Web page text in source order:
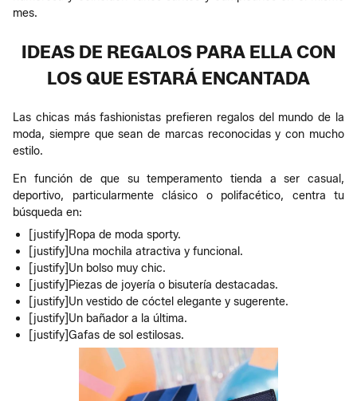
mes.
IDEAS DE REGALOS PARA ELLA CON
LOS QUE ESTARÁ ENCANTADA
Las chicas más fashionistas prefieren regalos del mundo de la
moda, siempre que sean de marcas reconocidas y con mucho
estilo.
En función de que su temperamento tienda a ser casual,
deportivo, particularmente clásico o polifacético, centra tu
búsqueda en:
[justify]Ropa de moda sporty.
[justify]Una mochila atractiva y funcional.
[justify]Un bolso muy chic.
[justify]Piezas de joyería o bisutería destacadas.
[justify]Un vestido de cóctel elegante y sugerente.
[justify]Un bañador a la última.
[justify]Gafas de sol estilosas.